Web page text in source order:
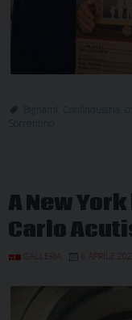
Bignami Confindustria
Sorrentino
A New
Carlo
GALLERIA 6 APRILE 2022